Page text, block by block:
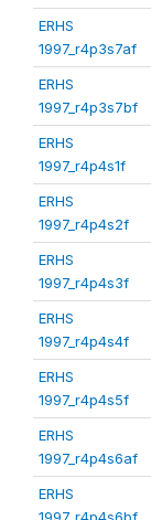
ERHS
1997_r4p3s7af
ERHS
1997_r4p3s7bf
ERHS
1997_r4p4s1f
ERHS
1997_r4p4s2f
ERHS
1997_r4p4s3f
ERHS
1997_r4p4s4f
ERHS
1997_r4p4s5f
ERHS
1997_r4p4s6af
ERHS
1997_r4p4s6bf